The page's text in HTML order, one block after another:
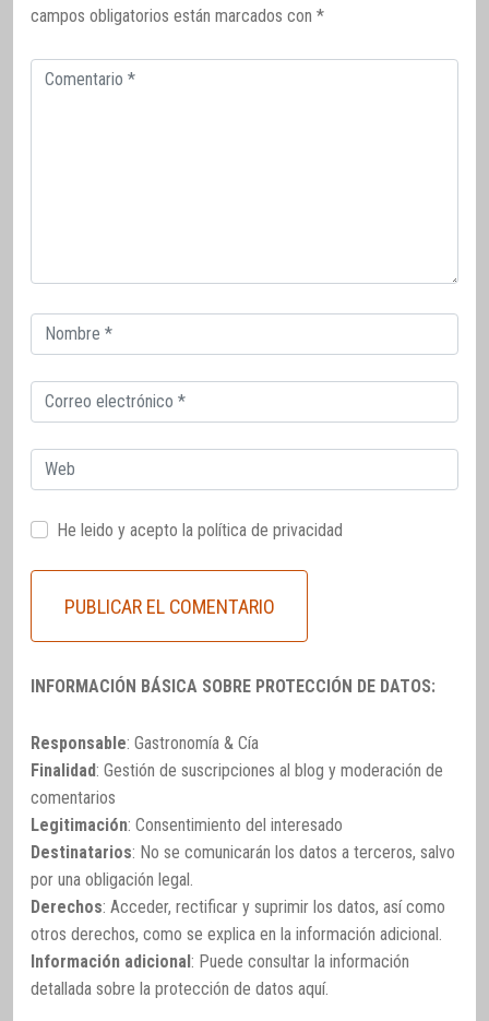
campos obligatorios están marcados con *
Comentario
Correo
electrónico
Correo
electrónico
Web
He leido y acepto la política de privacidad
INFORMACIÓN BÁSICA SOBRE PROTECCIÓN DE DATOS:
Responsable: Gastronomía & Cía
Finalidad: Gestión de suscripciones al blog y moderación de
comentarios
Legitimación: Consentimiento del interesado
Destinatarios: No se comunicarán los datos a terceros, salvo
por una obligación legal.
Derechos: Acceder, rectificar y suprimir los datos, así como
otros derechos, como se explica en la información adicional.
Información adicional: Puede consultar la información
detallada sobre la protección de datos aquí.